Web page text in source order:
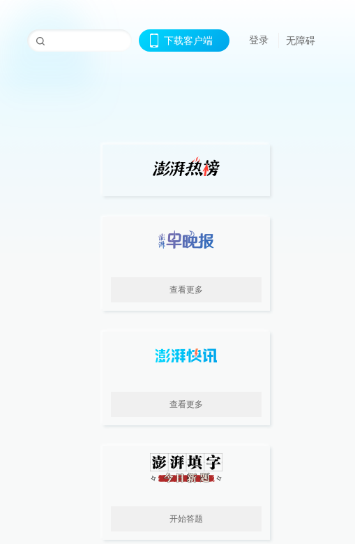
下载客户端 登录 无障碍
查看更多
查看更多
开始答题